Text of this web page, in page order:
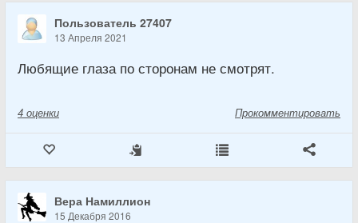
Пользователь 27407
13 Апреля 2021
Любящие глаза по сторонам не смотрят.
4 оценки Прокомментировать
Вера Намиллион
15 Декабря 2016